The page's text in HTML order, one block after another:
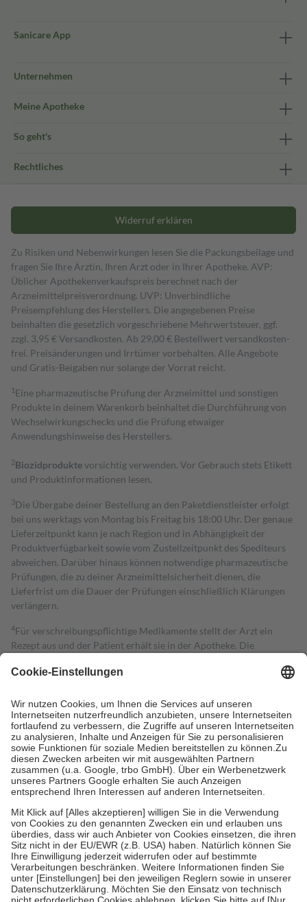
Sanicare App
Unternehmen
Meine Apotheke
So geht's
Rechtliches
Widerruf erklären
Zu Risiken und Nebenwirkungen lesen Sie die Packungsbeilage und
fragen Sie Ihre Ärztin, Ihren Arzt oder in Ihrer Apotheke. AVP:
Üblicher Apothekenverkaufspreis berechnet nach der
Arzneimittelpreisverordnung. UVP: Unverbindliche
Preisempfehlung des Herstellers. Die angegebenen Preise
beinhalten die gesetzlich vorgeschriebene Mehrwertsteuer, ggf.
zzgl. 3,95 € Versandkosten. Ab 29,00 € Bestell­wert versand­kosten­
frei. Preisänderungen und Irrtümer vorbehalten. Alle Angebote
und Gratis-Beigaben nur solange der Vorrat reicht.
1 Eine pharmazeutische Prüfung der Arzneimittel und sonstigen
Produkte in deinem Warenkorb beinhaltet die Durchführung von
Wechselwirkungschecks und die Prüfung etwaiger
Anwendungshinweise des Herstellers.
2Biozidproduktevorsichtig verwenden. Vor Gebrauch stets Etikett
und Produktinformationen lesen.
3Die Übergabe deiner Bestellung an den Paketdienstleister erfolgt
bei uns werktags von Montag bis Freitag bis 18:00 Uhr. Der genaue
Lieferzeitpunkt kann je nach Region und in Abhängigkeit der
Produktverfügbarkeit sowie vom Zustellzeitpunkt des Spediteurs
abweichen. Darüber hinaus können notwendige pharmazeutische
Prüfungen, die zu deiner Arzneimittelsicherheit dienen, die
Lieferfrist um die Dauer der Prüfungen einschließlich Klärungen
verlängern.
4Für verschreibungspflichtige Medikamente stellt der Arzt ein
Rezept aus und der Patient erhält sie in der Apotheke. Die
Kosten dafür, der Versicherte trägt einen Teil davon als Zuzahlung
Grundsätzlich leisten Mitglieder Zuzahlungen in Höhe von zehn
Prozent des Abgabepreises,mindestensjedochfünf Euround
höchstens zehn Euro.Es sind jedoch nie mehr als die tatsächlichen
Kosten der Leistung zu entrichten.
Diese Regeln gelten grundsätzlich auch für Online-Apotheken.
Bei Heilmitteln und häuslicher Krankenpflege beträgt die
Zuzahlung zehn Prozent der Kosten sowie zehn Euro je
Um das Engagement der Versicherten für ihre eigene Gesundheit zu
stärken und die besondere Stellung der Familie zu unterstützen,
fallenkeine Zuzahlungen an bei:
• Kindern und Jugendlichen bis zum vollendeten 18. Lebensjahr
mit Ausnahme der Fahrkosten
• Untersuchungen zur Vorsorge und Früherkennung, die von der